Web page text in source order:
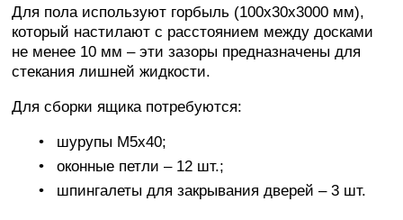
Для пола используют горбыль (100х30х3000 мм),
который настилают с расстоянием между досками
не менее 10 мм – эти зазоры предназначены для
стекания лишней жидкости.
Для сборки ящика потребуются:
шурупы М5х40;
оконные петли – 12 шт.;
шпингалеты для закрывания дверей – 3 шт.